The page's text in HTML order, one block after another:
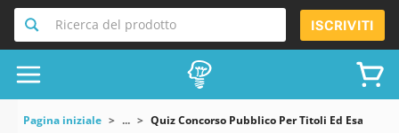
Ricerca del prodotto ISCRIVITI
Pagina iniziale ... Quiz Concorso Pubblico Per Titoli Ed Esami